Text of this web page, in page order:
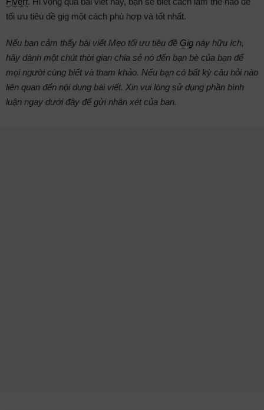
tối ưu tiêu đề gig một cách phù hợp và tốt nhất.
Nếu bạn cảm thấy bài viết Mẹo tối ưu tiêu đề Gig này hữu ích,
hãy dành một chút thời gian chia sẻ nó đến bạn bè của bạn để
mọi người cùng biết và tham khảo. Nếu bạn có bất kỳ câu hỏi nào
liên quan đến nội dung bài viết. Xin vui lòng sử dụng phần bình
luận ngay dưới đây để gửi nhận xét của bạn.